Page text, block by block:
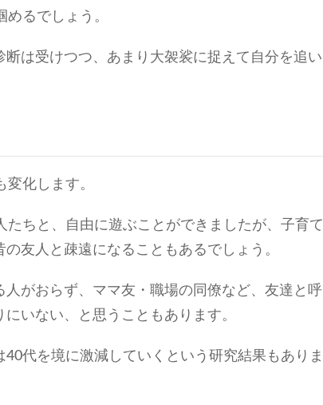
るでしょう。
断は受けつつ、あまり大袈裟に捉えて自分を追い
化します。
たちと、自由に遊ぶことができましたが、子育て
友人と疎遠になることもあるでしょう。
人がおらず、ママ友・職場の同僚など、友達と呼
いない、と思うこともあります。
代を境に激減していくという研究結果もありま